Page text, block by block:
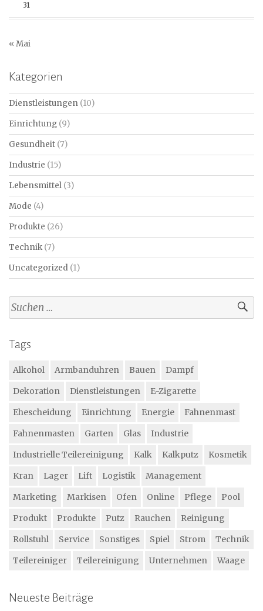
31
« Mai
Kategorien
Dienstleistungen (10)
Einrichtung (9)
Gesundheit (7)
Industrie (15)
Lebensmittel (3)
Mode (4)
Produkte (26)
Technik(7)
Uncategorized (1)
Suchen
nach:
Tags
Alkohol Armbanduhren Bauen
Dampf
Dekoration
Dienstleistungen
E-Zigarette
Ehescheidung
Einrichtung Energie
Fahnenmast
Fahnenmasten
Garten Glas
Industrie
Industrielle Teilereinigung
Kalk Kalkputz
Kosmetik
Kran
Lager Lift Logistik
Management
Marketing
Markisen Ofen Online Pflege
Pool
Produkt
Produkte Putz Rauchen
Reinigung
Rollstuhl
Service Sonstiges Spiel Strom
Technik
Teilereiniger
Teilereinigung Unternehmen Waage
Neueste Beiträge